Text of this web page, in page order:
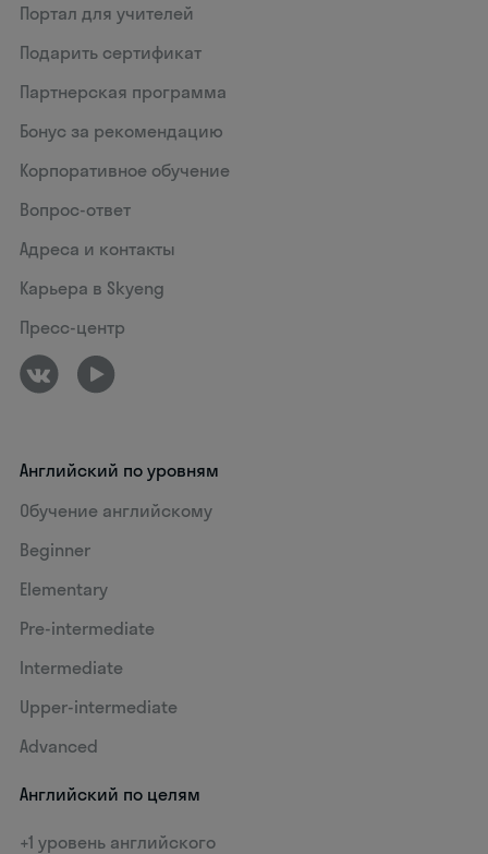
Портал для учителей
Подарить сертификат
Партнерская программа
Бонус за рекомендацию
Корпоративное обучение
Вопрос-ответ
Адреса и контакты
Карьера в Skyeng
Пресс-центр
Английский по уровням
Обучение английскому
Beginner
Elementary
Pre-intermediate
Intermediate
Upper-intermediate
Advanced
Английский по целям
+1 уровень английского